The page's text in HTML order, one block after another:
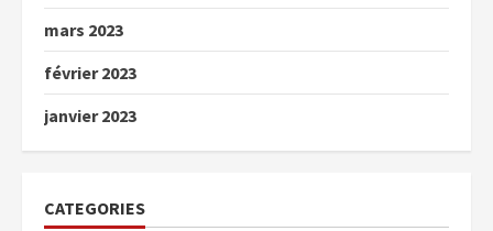
mars 2023
février 2023
janvier 2023
CATEGORIES